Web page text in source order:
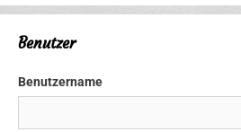
Benutzer
Benutzername